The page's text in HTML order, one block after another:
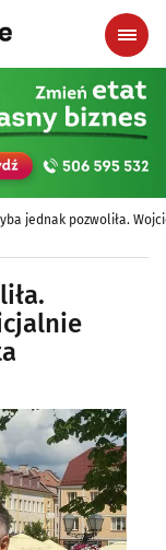
jednak pozwoliła.